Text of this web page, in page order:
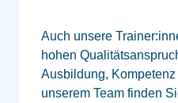
Auch unsere
hohen
Ausbildung,
unserem Team finden